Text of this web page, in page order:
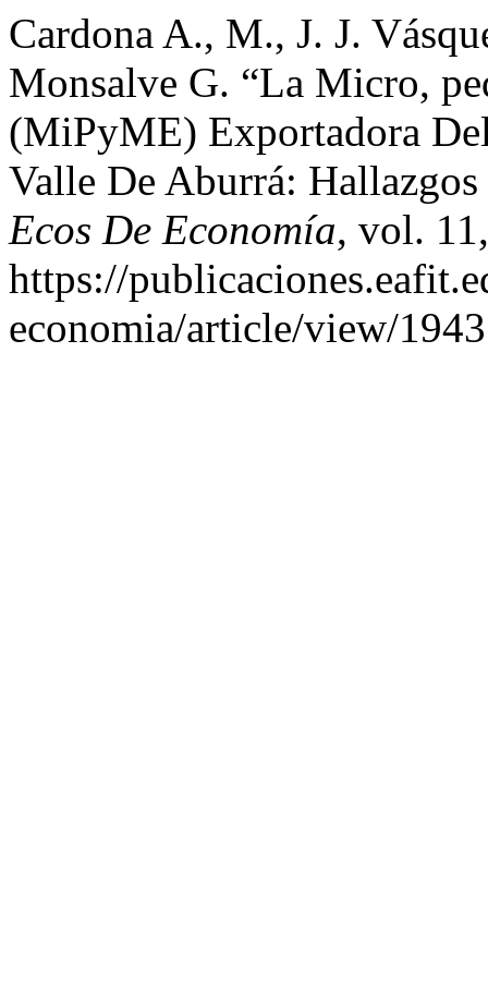
Cardona A., M., J. J.
Monsalve G. “La Micro,
(MiPyME) Exportadora
Valle De Aburrá:
Ecos De Economía, vol.
https://
economia/article/view/